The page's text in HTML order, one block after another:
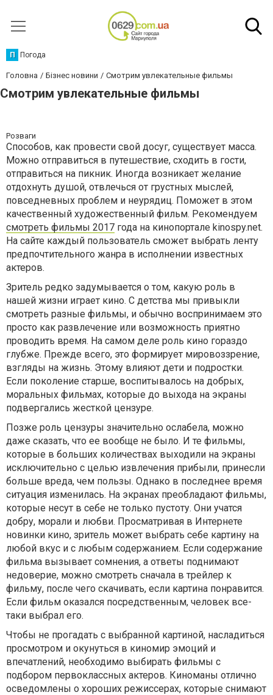
П Погода
Головна Бізнес новини Смотрим увлекательные фильмы
Смотрим увлекательные фильмы
Розваги
Способов, как провести свой досуг, существует масса.
Можно отправиться в путешествие, сходить в гости,
отправиться на пикник. Иногда возникает желание
отдохнуть душой, отвлечься от грустных мыслей,
повседневных проблем и неурядиц. Поможет в этом
качественный художественный фильм. Рекомендуем
смотреть фильмы 2017 года на кинопортале kinospy.net.
На сайте каждый пользователь сможет выбрать ленту
предпочтительного жанра в исполнении известных
актеров.
Зритель редко задумывается о том, какую роль в
нашей жизни играет кино. С детства мы привыкли
смотреть разные фильмы, и обычно воспринимаем это
просто как развлечение или возможность приятно
проводить время. На самом деле роль кино гораздо
глубже. Прежде всего, это формирует мировоззрение,
взгляды на жизнь. Этому влияют дети и подростки.
Если поколение старше, воспитывалось на добрых,
моральных фильмах, которые до выхода на экраны
подвергались жесткой цензуре.
Позже роль цензуры значительно ослабела, можно
даже сказать, что ее вообще не было. И те фильмы,
которые в больших количествах выходили на экраны
исключительно с целью извлечения прибыли, принесли
больше вреда, чем пользы. Однако в последнее время
ситуация изменилась. На экранах преобладают фильмы,
которые несут в себе не только пустоту. Они учатся
добру, морали и любви. Просматривая в Интернете
новинки кино, зритель может выбрать себе картину на
любой вкус и с любым содержанием. Если содержание
фильма вызывает сомнения, а ответы поднимают
недоверие, можно смотреть сначала в трейлер к
фильму, после чего скачивать, если картина понравится.
Если фильм оказался посредственным, человек все-
таки выбрал его.
Чтобы не прогадать с выбранной картиной, насладиться
просмотром и окунуться в киномир эмоций и
впечатлений, необходимо выбирать фильмы с
подбором первоклассных актеров. Киноманы отлично
осведомлены о хороших режиссерах, которые снимают